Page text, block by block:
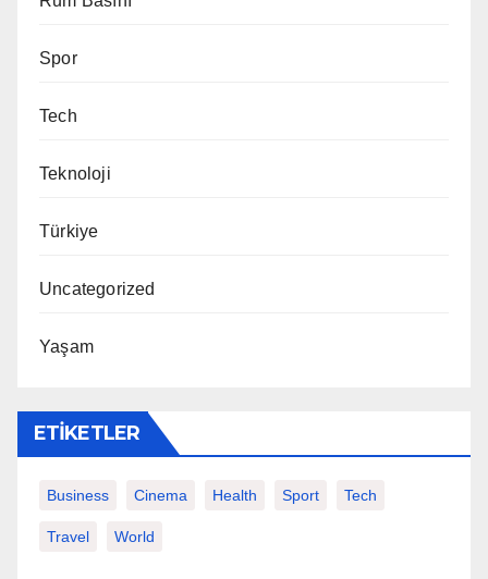
Spor
Tech
Teknoloji
Türkiye
Uncategorized
Yaşam
ETIKETLER
Business Cinema Health Sport Tech
Travel World